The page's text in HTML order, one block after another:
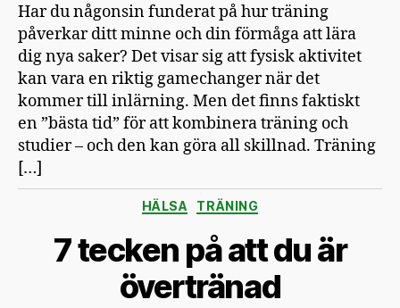
Har du någonsin funderat på hur träning
påverkar ditt minne och din förmåga att lära
dig nya saker? Det visar sig att fysisk aktivitet
kan vara en riktig gamechanger när det
kommer till inlärning. Men det finns faktiskt
en ”bästa tid” för att kombinera träning och
studier – och den kan göra all skillnad. Träning
[…]
Kategorier
HÄLSA TRÄNING
7 tecken på att du är
övertränad